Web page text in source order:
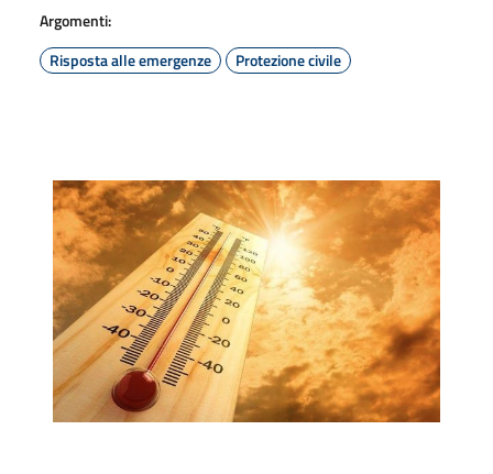
Argomenti:
Risposta alle emergenze
Protezione civile